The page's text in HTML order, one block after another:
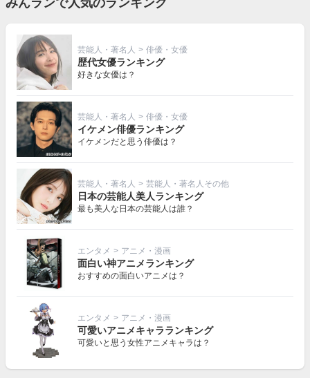
みんランで人気のランキング
芸能人・著名人 > 俳優・女優
歴代女優ランキング
好きな女優は？
芸能人・著名人 > 俳優・女優
イケメン俳優ランキング
イケメンだと思う俳優は？
芸能人・著名人 > 芸能人・著名人その他
日本の芸能人美人ランキング
最も美人な日本の芸能人は誰？
エンタメ > アニメ・漫画
面白い神アニメランキング
おすすめの面白いアニメは？
エンタメ > アニメ・漫画
可愛いアニメキャラランキング
可愛いと思う女性アニメキャラは？